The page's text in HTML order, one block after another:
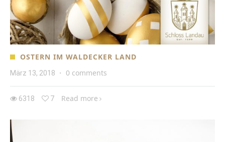
OSTERN IM WALDECKER LAND
März 13, 2018 · 0 comments
6318 7 Read more